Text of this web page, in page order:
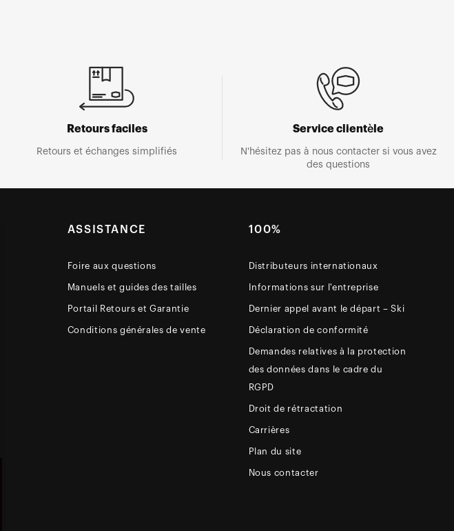
Retours faciles
Retours et échanges simplifiés
Service clientèle
N'hésitez pas à nous contacter si vous avez
des questions
ASSISTANCE
Foire aux questions
Manuels et guides des tailles
Portail Retours et Garantie
Conditions générales de vente
100%
Distributeurs internationaux
Informations sur l'entreprise
Dernier appel avant le départ – Ski
Déclaration de conformité
Demandes relatives à la protection
des données dans le cadre du
RGPD
Droit de rétractation
Carrières
Plan du site
Nous contacter